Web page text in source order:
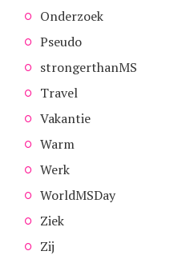
Onderzoek
Pseudo
strongerthanMS
Travel
Vakantie
Warm
Werk
WorldMSDay
Ziek
Zij